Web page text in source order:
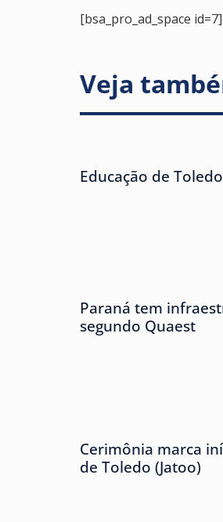
[bsa_pro_ad_space id=7]
Veja
Educação de
Paraná tem
segundo Quaest
Cerimônia marca
de Toledo (Jatoo)